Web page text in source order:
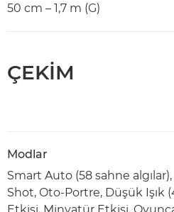
50 cm – 1,7 m (G)
ÇEKİM
Modlar
Smart Auto (58 sahne
Shot, Oto-Portre, Düşük Işık
Etkisi, Minyatür Etkisi,